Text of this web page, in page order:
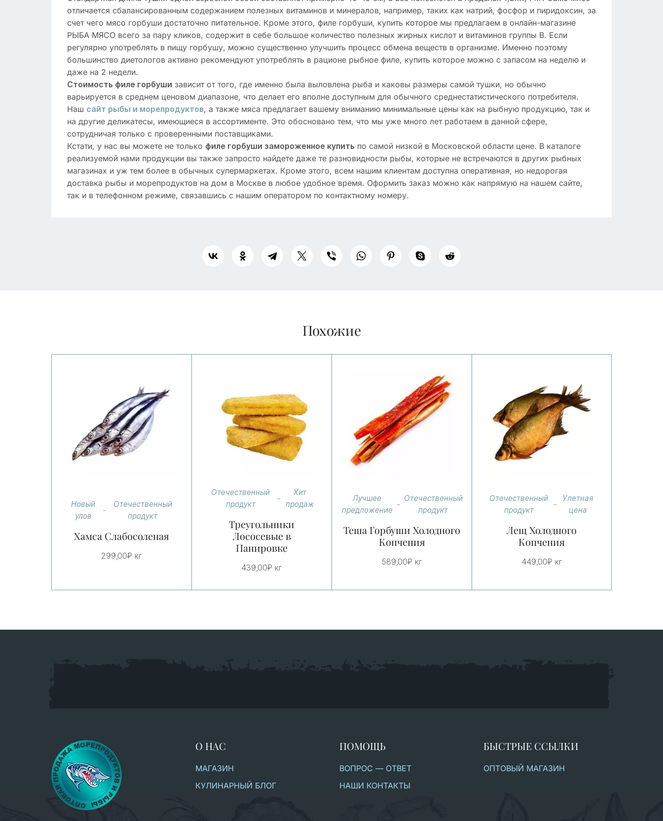
отличается сбалансированным содержанием полезных витаминов и минералов, например, таких как натрий, фосфор и пиридоксин, за
счет чего мясо горбуши достаточно питательное. Кроме этого, филе горбуши, купить которое мы предлагаем в онлайн-магазине
РЫБА МЯСО всего за пару кликов, содержит в себе большое количество полезных жирных кислот и витаминов группы В. Если
регулярно употреблять в пищу горбушу, можно существенно улучшить процесс обмена веществ в организме. Именно поэтому
большинство диетологов активно рекомендуют употреблять в рационе рыбное филе, купить которое можно с запасом на неделю и
даже на 2 недели.
Стоимость филе горбуши зависит от того, где именно была выловлена рыба и каковы размеры самой тушки, но обычно
варьируется в среднем ценовом диапазоне, что делает его вполне доступным для обычного среднестатистического потребителя.
Наш сайт рыбы и морепродуктов, а также мяса предлагает вашему вниманию минимальные цены как на рыбную продукцию, так и
на другие деликатесы, имеющиеся в ассортименте. Это обосновано тем, что мы уже много лет работаем в данной сфере,
сотрудничая только с проверенными поставщиками.
Кстати, у нас вы можете не только филе горбуши замороженное купить по самой низкой в Московской области цене. В каталоге
реализуемой нами продукции вы также запросто найдете даже те разновидности рыбы, которые не встречаются в других рыбных
магазинах и уж тем более в обычных супермаркетах. Кроме этого, всем нашим клиентам доступна оперативная, но недорогая
доставка рыбы и морепродуктов на дом в Москве в любое удобное время. Оформить заказ можно как напрямую на нашем сайте,
так и в телефонном режиме, связавшись с нашим оператором по контактному номеру.
Похожие
Новый
улов
Отечественный
продукт
Хамса Слабосоленая
299,00₽ кг
Отечественный
продукт
Хит
продаж
Треугольники
Лососевые в
Панировке
439,00₽ кг
Лучшее
предложение
Отечественный
продукт
Теша Горбуши Холодного
Копчения
589,00₽ кг
Отечественный
продукт
Улетная
цена
Лещ Холодного
Копчения
449,00₽ кг
О НАС
МАГАЗИН
КУЛИНАРНЫЙ БЛОГ
ПОМОЩЬ
ВОПРОС — ОТВЕТ
НАШИ КОНТАКТЫ
БЫСТРЫЕ ССЫЛКИ
ОПТОВЫЙ МАГАЗИН